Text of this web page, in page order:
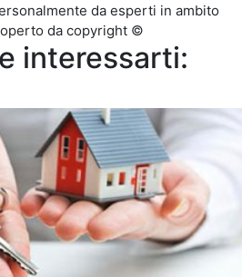
da esperti in ambito
da copyright ©
interessarti: